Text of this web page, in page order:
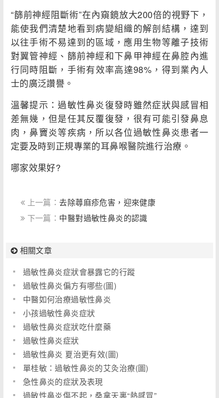
“篩前神經阻斷術”在內窺鏡放大200倍的視野下，
能使我們清楚地看到病變組織的解剖結構，達到
以往手術不易達到的區域，應用生物等離子技術
對翼管神經、篩前神經和下鼻甲神經在鼻腔內進
行同時阻斷，手術有效率高達98%，得到業內人
士的廣泛讚譽。
溫馨提示：過敏性鼻炎復發時雖然症狀與感冒相
差無幾，但是任其反覆復發，很有可能引發鼻息
肉，鼻竇炎等疾病，所以各位過敏性鼻炎患者一
定要及時到正規專業的耳鼻喉醫院進行治療。
哪家效果好?
上一篇：去除蕁麻疹危害，迎來健康
下一篇： 中醫對過敏性鼻炎的認識
相關文章
過敏性鼻炎症狀會暴露它的行蹤
過敏性鼻炎偏方有哪些(圖)
中醫如何治療過敏性鼻炎
小孩過敏性鼻炎症狀
過敏性鼻炎症狀吃什麼藥
過敏性鼻炎症狀
過敏性鼻炎 夏治更有效(圖)
單桂敏：過敏性鼻炎的艾灸治療(圖)
急性鼻炎的症狀及表現
過敏性鼻炎傷不起，桑拿天裏“熱感冒”